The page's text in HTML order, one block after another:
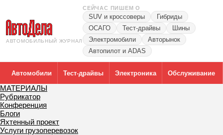
АВТОМОБИЛЬНЫЙ ЖУРНАЛ
СЕЙЧАС ПИШЕМ О
SUV и кроссоверы
Гибриды
ОСАГО
Тест-драйвы
Шины
Электромобили
Авторынок
Автопилот и ADAS
Автомобили Тест-драйвы Электроника Обслуживание
МАТЕРИАЛЫ
Рубрикатор
Конференция
Блоги
Яхтенный проект
Услуги грузоперевозок